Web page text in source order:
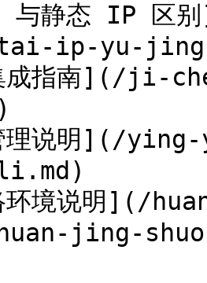
与静态 IP
tai-ip-yu-
成指南](/ji-
理说明](/
环境说明](/
jing-